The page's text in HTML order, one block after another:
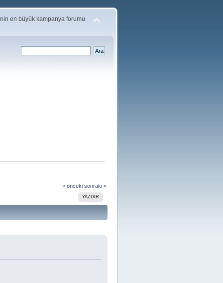
en büyük kampanya forumu
« önceki sonraki »
YAZDIR